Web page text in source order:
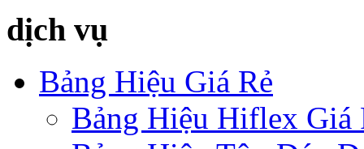
dịch vụ
Bảng Hiệu Giá Rẻ
Bảng Hiệu Hiflex Giá